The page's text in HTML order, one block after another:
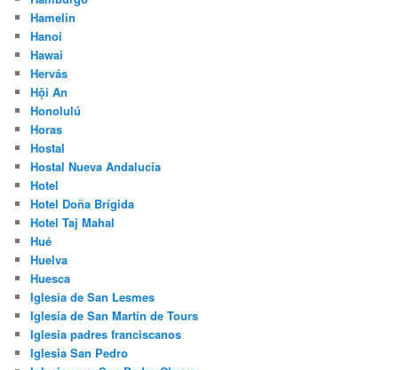
Hamelín
Hanoi
Hawai
Hervás
Hội An
Honolulú
Horas
Hostal
Hostal Nueva Andalucía
Hotel
Hotel Doña Brígida
Hotel Taj Mahal
Hué
Huelva
Huesca
Iglesia de San Lesmes
Iglesia de San Martín de Tours
Iglesia padres franciscanos
Iglesia San Pedro